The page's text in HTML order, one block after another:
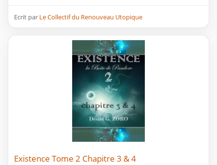
Ecrit par Le Collectif du Renouveau Utopique
Existence Tome 2 Chapitre 3 & 4